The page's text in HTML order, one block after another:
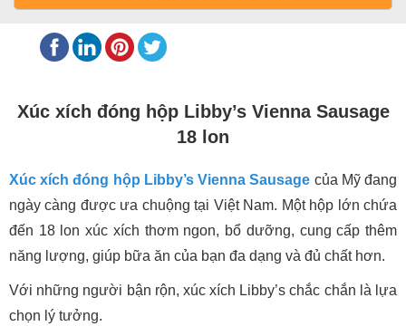
Xúc xích đóng hộp Libby’s Vienna Sausage
18 lon
Xúc xích đóng hộp Libby’s Vienna Sausage của Mỹ đang
ngày càng được ưa chuộng tại Việt Nam. Một hộp lớn chứa
đến 18 lon xúc xích thơm ngon, bổ dưỡng, cung cấp thêm
năng lượng, giúp bữa ăn của bạn đa dạng và đủ chất hơn.
Với những người bận rộn, xúc xích Libby’s chắc chắn là lựa
chọn lý tưởng.